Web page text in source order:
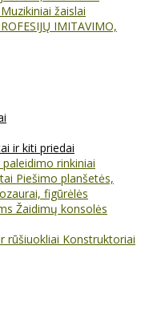
Muzikiniai žaislai
IMITAVIMO,
ir kiti priedai
rinkiniai
Piešimo planšetės,
figūrėlės
Žaidimų konsolės
rūšiuokliai Konstruktoriai